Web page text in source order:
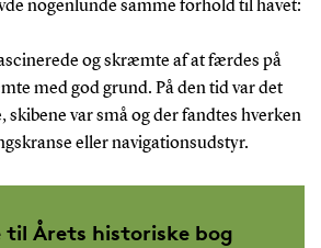
nogenlunde samme forhold til havet:
og skræmte af at færdes på
med god grund. På den tid var det
skibene var små og der fandtes hverken
eller navigationsudstyr.
til Årets historiske bog